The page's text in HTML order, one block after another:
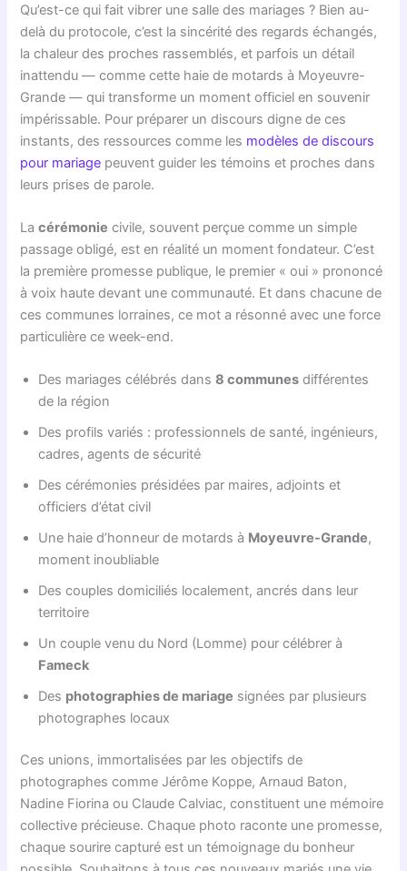
Qu’est-ce qui fait vibrer une salle des mariages ? Bien au-
delà du protocole, c’est la sincérité des regards échangés,
la chaleur des proches rassemblés, et parfois un détail
inattendu — comme cette haie de motards à Moyeuvre-
Grande — qui transforme un moment officiel en souvenir
impérissable. Pour préparer un discours digne de ces
instants, des ressources comme les modèles de discours
pour mariage peuvent guider les témoins et proches dans
leurs prises de parole.
Lacérémonie civile, souvent perçue comme un simple
passage obligé, est en réalité un moment fondateur. C’est
la première promesse publique, le premier « oui » prononcé
à voix haute devant une communauté. Et dans chacune de
ces communes lorraines, ce mot a résonné avec une force
particulière ce week-end.
Des mariages célébrés dans8 communes différentes
de la région
Des profils variés : professionnels de santé, ingénieurs,
cadres, agents de sécurité
Des cérémonies présidées par maires, adjoints et
officiers d’état civil
Une haie d’honneur de motards à Moyeuvre-Grande,
moment inoubliable
Des couples domiciliés localement, ancrés dans leur
territoire
Un couple venu du Nord (Lomme) pour célébrer à
Fameck
Des photographies de mariage signées par plusieurs
photographes locaux
Ces unions, immortalisées par les objectifs de
photographes comme Jérôme Koppe, Arnaud Baton,
Nadine Fiorina ou Claude Calviac, constituent une mémoire
collective précieuse. Chaque photo raconte une promesse,
chaque sourire capturé est un témoignage du bonheur